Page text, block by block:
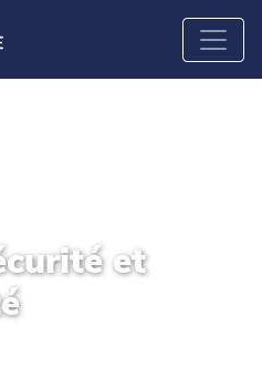
et